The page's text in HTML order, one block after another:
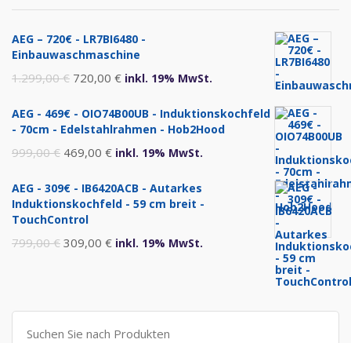
AEG – 720€ - LR7BI6480 -
Einbauwaschmaschine
1.299,00€ Ursprünglicher
war:
720,00 €Aktueller
ist:
inkl. 19% MwSt.
AEG - 469€ - OIO74B00UB - Induktionskochfeld
- 70cm - Edelstahlrahmen - Hob2Hood
999,00€ Ursprünglicher
war:
999,00 €
469,00 €Aktueller
ist:
inkl. 19% MwSt.
AEG - 309€ - IB6420ACB - Autarkes
Induktionskochfeld - 59 cm breit -
TouchControl
799,00€ Ursprünglicher
799,00 €
309,00 €Aktueller
309,00 €.
inkl. 19% MwSt.
Suche
nach: